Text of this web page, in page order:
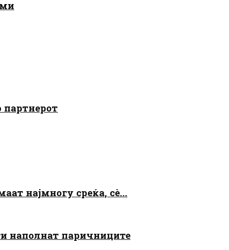
партнерот
најмногу среќа, сè...
наполнат паричниците